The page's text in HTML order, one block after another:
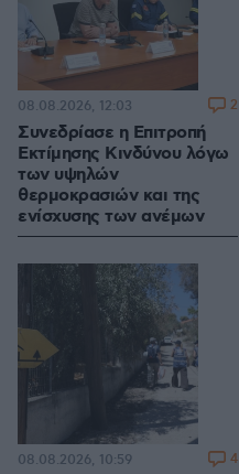
Συνεδρίασε η Επιτροπή
Εκτίμησης Κινδύνου λόγω
των υψηλών
θερμοκρασιών και της
ενίσχυσης των ανέμων
08.08.2026, 12:03 2
08.08.2026, 10:59 4